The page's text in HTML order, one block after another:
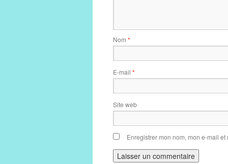
Nom *
E-mail *
Site web
Enregistrer mon nom, mon e-mail